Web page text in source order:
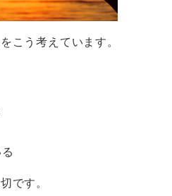
こう考えています。
です。